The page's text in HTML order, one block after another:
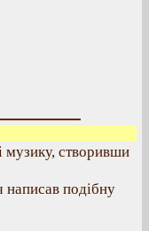
музику, створивши
подібну